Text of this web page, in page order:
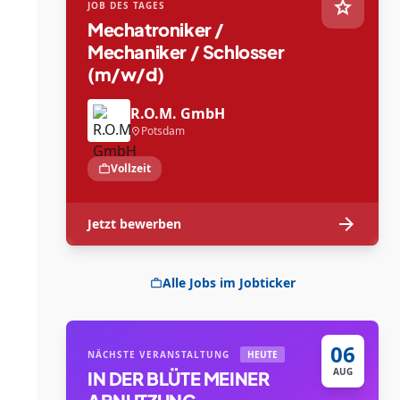
star
JOB DES TAGES
Mechatroniker /
Mechaniker / Schlosser
(m/w/d)
R.O.M. GmbH
location_on Potsdam
workVollzeit
Jetzt bewerben arrow_forward
workAlle Jobs im Jobticker
06
AUG
NÄCHSTE VERANSTALTUNG HEUTE
IN DER BLÜTE MEINER